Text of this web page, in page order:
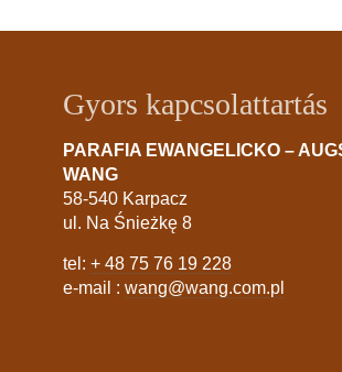
Gyors kapcsolattartás
PARAFIA EWANGELICKO –
WANG
58-540 Karpacz
ul. Na Śnieżkę 8
tel: + 48 75 76 19 228
e-mail : wang@wang.com.pl